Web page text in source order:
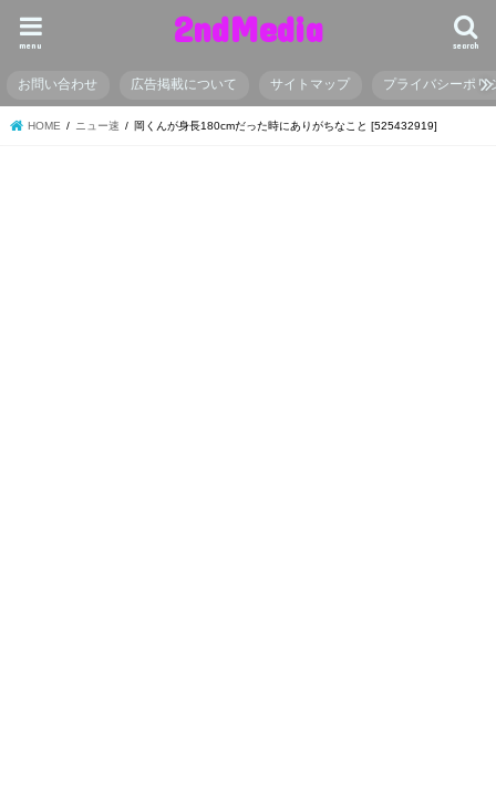
2ndMedia search
menu
お問い合わせ 広告掲載について サイトマップ プライバシーポリ
HOME ニュー速 岡くんが身長180cmだった時にありがちなこと [525432919]